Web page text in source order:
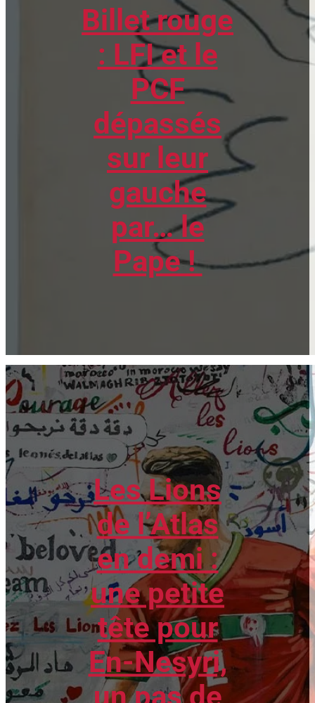
Billet rouge
: LFI et le
PCF
dépassés
sur leur
gauche
par… le
Pape !
Les Lions
de l’Atlas
en demi :
une petite
tête pour
En-Nesyri,